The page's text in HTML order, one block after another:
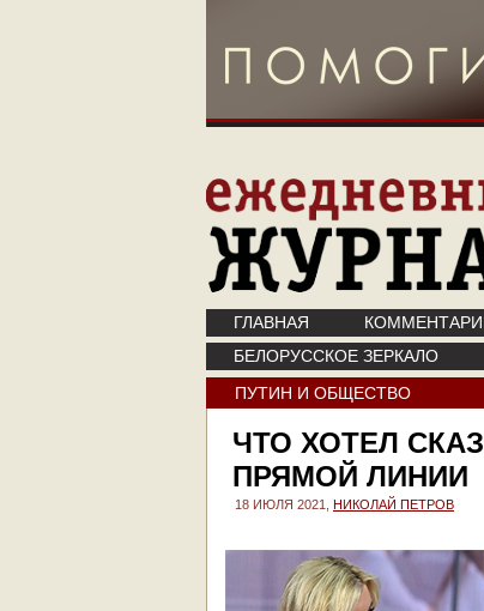
ГЛАВНАЯ
БЕЛОРУССКОЕ ЗЕРКАЛО
ПУТИН И ОБЩЕСТВО
ЧТО ХОТЕЛ
ПРЯМОЙ ЛИНИИ
18 ИЮЛЯ 2021, НИКОЛАЙ ПЕТРОВ